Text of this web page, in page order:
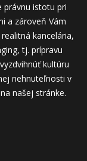
právnu istotu pri
a zároveň Vám
kancelária,
tj. prípravu
kultúru
nehnuteľnosti v
našej stránke.